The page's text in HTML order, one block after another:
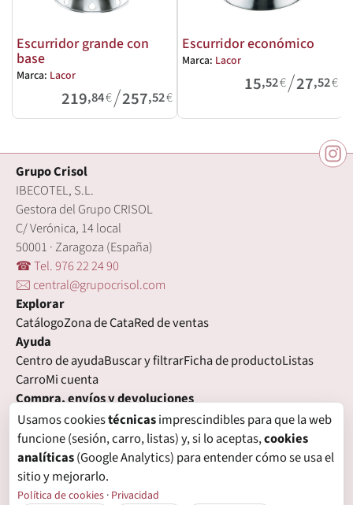
Escurridor grande con
base
Marca: Lacor
219,84€/257,52€
Escurridor económico
Marca: Lacor
15,52€/27,52€
Grupo Crisol
IBECOTEL, S.L.
Gestora del Grupo CRISOL
C/ Verónica, 14 local
50001 · Zaragoza (España)
☎ Tel. 976 22 24 90
🖂 central@grupocrisol.com
Explorar
CatálogoZona de CataRed de ventas
Ayuda
Centro de ayudaBuscar y filtrarFicha de productoListas
CarroMi cuenta
Compra, envíos y devoluciones
Condiciones de compraFormas de pagoGastos de envío
Plazos de entregaDevolucionesGarantía
Legal
Aviso legalPrivacidad
Política de cookiesPreferencias de cookies
Usamos cookiestécnicasimprescindibles para que la web
funcione (sesión, carro, listas) y, si lo aceptas,cookies
analíticas(Google Analytics) para entender cómo se usa el
sitio y mejorarlo.
Política de cookies · Privacidad